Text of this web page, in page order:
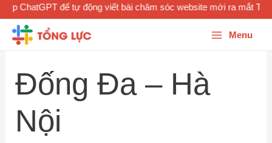
ChatGPT để tự động viết bài chăm sóc website mới ra mắt
Menu
Đống Đa – Hà
Nội